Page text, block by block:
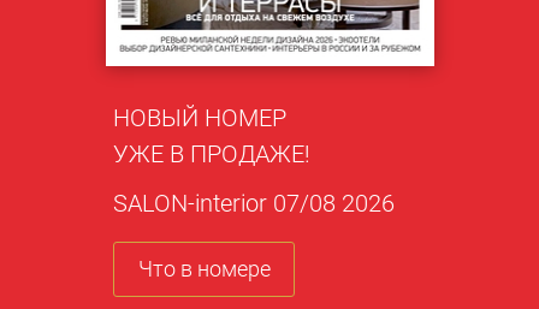
НОВЫЙ НОМЕР
УЖЕ В ПРОДАЖЕ!
SALON-interior 07/08 2026
Что в номере